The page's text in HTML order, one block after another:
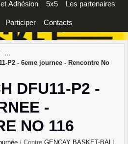
Adhésion 5x5 Les partenaires
Participer Contacts
P2 - 6eme journee - Rencontre No
DFU11-P2 -
-
NO 116
/ Contre GENCAY BASKET-BALL